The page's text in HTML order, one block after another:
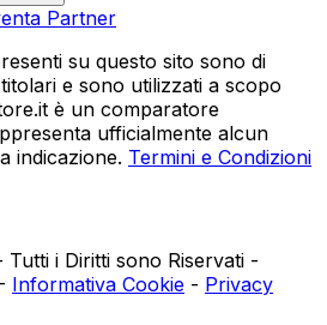
Partner
su questo sito sono di
e sono utilizzati a scopo
è un comparatore
ufficialmente alcun
indicazione. Termini e Condizioni
Tutti i Diritti sono Riservati -
Informativa Cookie - Privacy